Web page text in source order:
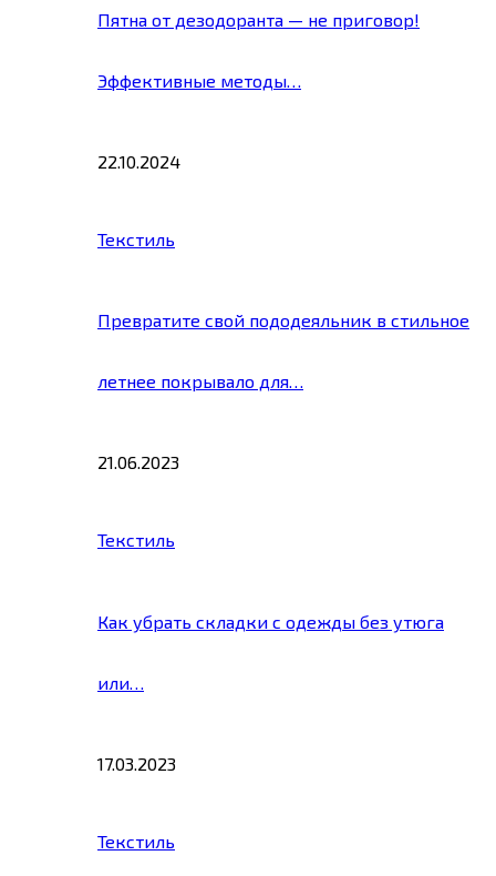
Пятна от дезодоранта — не приговор!
Эффективные методы…
22.10.2024
Текстиль
Превратите свой пододеяльник в стильное
летнее покрывало для…
21.06.2023
Текстиль
Как убрать складки с одежды без утюга
или…
17.03.2023
Текстиль